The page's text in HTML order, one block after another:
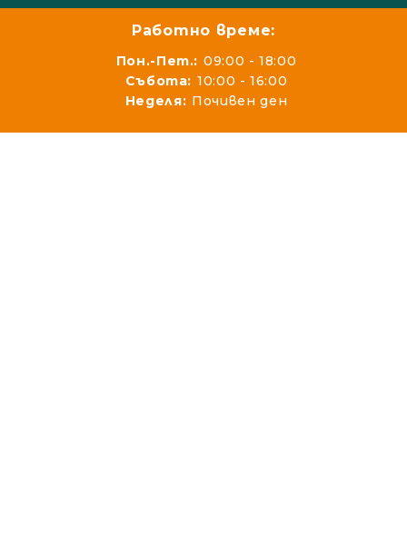
Работно време:
Пон.-Пет.: 09:00 - 18:00
Събота: 10:00 - 16:00
Неделя: Почивен ден